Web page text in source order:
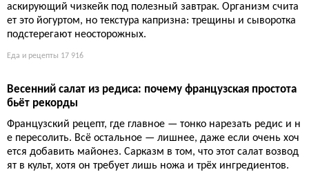
аскирующий чизкейк под полезный завтрак. Организм счита
ет это йогуртом, но текстура капризна: трещины и сыворотка
подстерегают неосторожных.
Еда и рецепты 17 916
Весенний салат из редиса: почему французская простота
бьёт рекорды
Французский рецепт, где главное — тонко нарезать редис и н
е пересолить. Всё остальное — лишнее, даже если очень хоч
ется добавить майонез. Сарказм в том, что этот салат возвод
ят в культ, хотя он требует лишь ножа и трёх ингредиентов.